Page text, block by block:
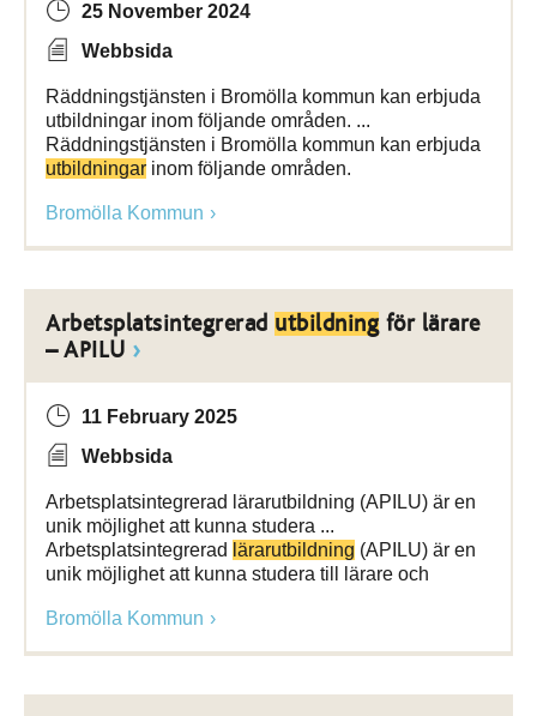
25 November 2024
Webbsida
Räddningstjänsten i Bromölla kommun kan erbjuda
utbildningar inom följande områden. ...
Räddningstjänsten i Bromölla kommun kan erbjuda
utbildningar inom följande områden.
Bromölla Kommun
Arbetsplatsintegrerad utbildning för lärare
– APILU
11 February 2025
Webbsida
Arbetsplatsintegrerad lärarutbildning (APILU) är en
unik möjlighet att kunna studera ...
Arbetsplatsintegrerad lärarutbildning (APILU) är en
unik möjlighet att kunna studera till lärare och
Bromölla Kommun